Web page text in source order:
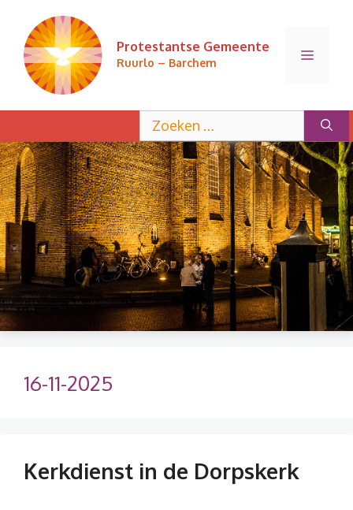
inhoud
Protestantse Gemeente
Ruurlo – Barchem
Menu
naar:
16-11-2025
Kerkdienst in de Dorpskerk